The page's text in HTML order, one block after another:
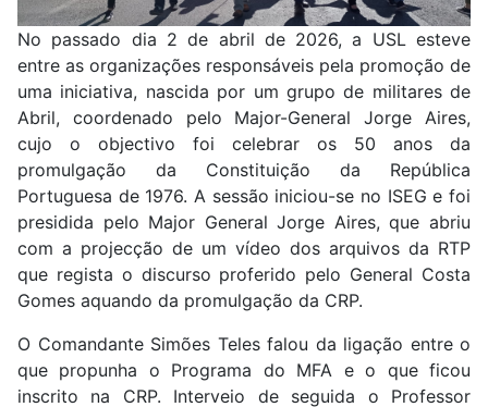
No passado dia 2 de abril de 2026, a USL esteve
entre as organizações responsáveis pela promoção de
uma iniciativa, nascida por um grupo de militares de
Abril, coordenado pelo Major-General Jorge Aires,
cujo o objectivo foi celebrar os 50 anos da
promulgação da Constituição da República
Portuguesa de 1976. A sessão iniciou-se no ISEG e foi
presidida pelo Major General Jorge Aires, que abriu
com a projecção de um vídeo dos arquivos da RTP
que regista o discurso proferido pelo General Costa
Gomes aquando da promulgação da CRP.
O Comandante Simões Teles falou da ligação entre o
que propunha o Programa do MFA e o que ficou
inscrito na CRP. Interveio de seguida o Professor